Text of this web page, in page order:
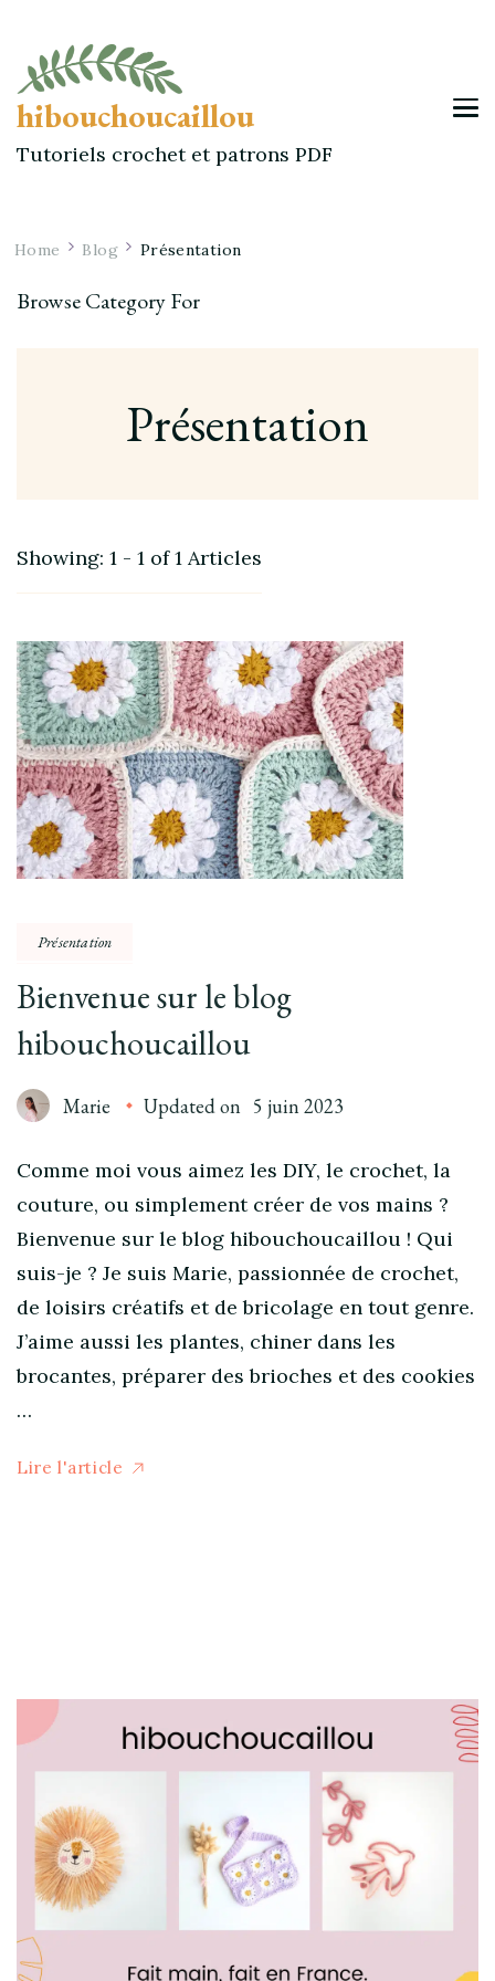
hibouchoucaillou
Tutoriels crochet et patrons PDF
Home Blog Présentation
Browse Category For
Présentation
Showing: 1 - 1 of 1 Articles
Présentation
Bienvenue sur le blog
hibouchoucaillou
Marie Updated on 5 juin 2023
Comme moi vous aimez les DIY, le crochet, la
couture, ou simplement créer de vos mains ?
Bienvenue sur le blog hibouchoucaillou ! Qui
suis-je ? Je suis Marie, passionnée de crochet,
de loisirs créatifs et de bricolage en tout genre.
J’aime aussi les plantes, chiner dans les
brocantes, préparer des brioches et des cookies
…
Lire l'article